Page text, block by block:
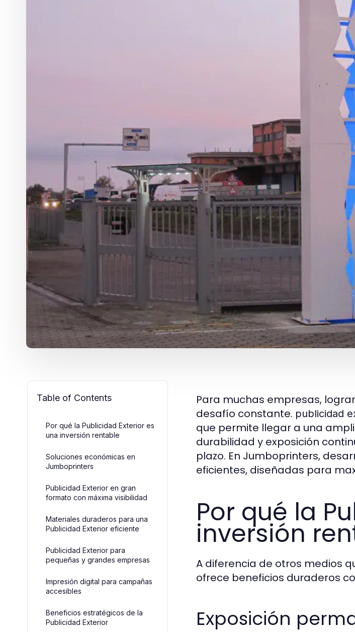
Table of Contents
Por qué la Publicidad Exterior es
una inversión rentable
Soluciones económicas en
Jumboprinters
Publicidad Exterior en gran
formato con máxima visibilidad
Materiales duraderos para una
Publicidad Exterior eficiente
Publicidad Exterior para
pequeñas y grandes empresas
Impresión digital para campañas
accesibles
Beneficios estratégicos de la
Publicidad Exterior
Para muchas empresas,
desafío constante. publicidad
que permite llegar a una
durabilidad y exposición
plazo. En Jumboprinters,
eficientes, diseñadas para
Por qué la
inversión
A diferencia de otros medios
ofrece beneficios duraderos
Exposición